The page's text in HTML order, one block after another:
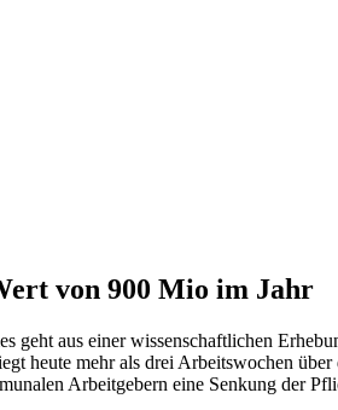
von 900 Mio im Jahr
geht aus einer wissenschaftlichen
heute mehr als drei Arbeitswochen
Arbeitgebern eine Senkung der